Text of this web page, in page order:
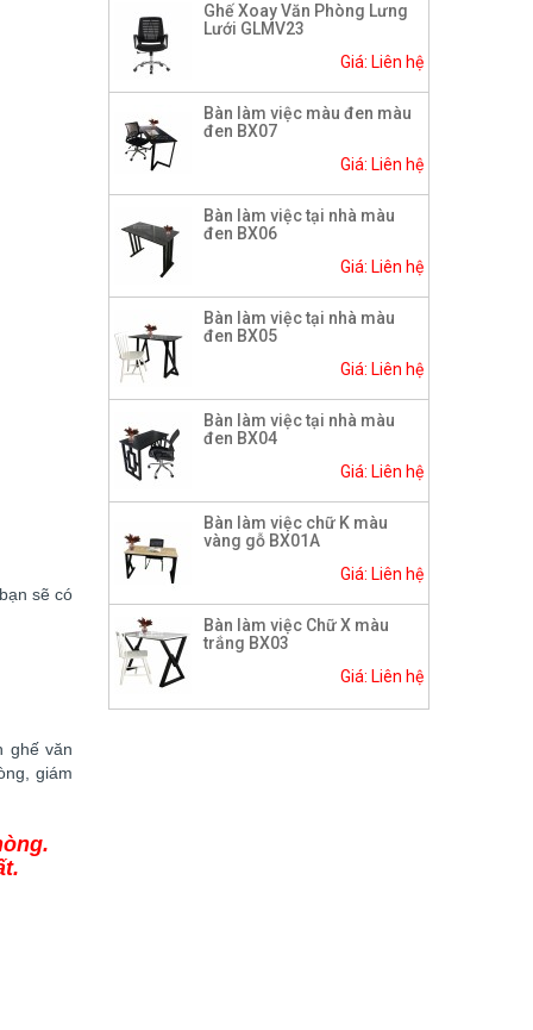
sẽ có
ghế văn
giám
Ghế Xoay Văn Phòng Lưng
Lưới GLMV23
Giá: Liên hệ
Bàn làm việc màu đen màu
đen BX07
Giá: Liên hệ
Bàn làm việc tại nhà màu
đen BX06
Giá: Liên hệ
Bàn làm việc tại nhà màu
đen BX05
Giá: Liên hệ
Bàn làm việc tại nhà màu
đen BX04
Giá: Liên hệ
Bàn làm việc chữ K màu
vàng gỗ BX01A
Giá: Liên hệ
Bàn làm việc Chữ X màu
trắng BX03
Giá: Liên hệ